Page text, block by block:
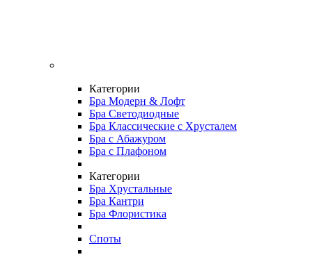
Категории
Бра Модерн & Лофт
Бра Светодиодные
Бра Классические с Хрусталем
Бра с Абажуром
Бра с Плафоном
Категории
Бра Хрустальные
Бра Кантри
Бра Флористика
Споты